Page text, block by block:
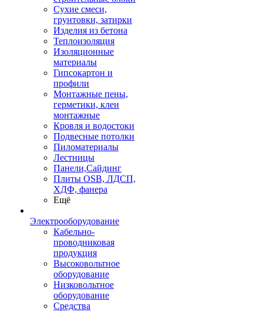
Сухие смеси,
грунтовки, затирки
Изделия из бетона
Теплоизоляция
Изоляционные
материалы
Гипсокартон и
профили
Монтажные пены,
герметики, клеи
монтажные
Кровля и водостоки
Подвесные потолки
Пиломатериалы
Лестницы
Панели,Сайдинг
Плиты OSB, ЛДСП,
ХДФ, фанера
Ещё
Электрооборудование
Кабельно-
проводниковая
продукция
Высоковольтное
оборудование
Низковольтное
оборудование
Средства